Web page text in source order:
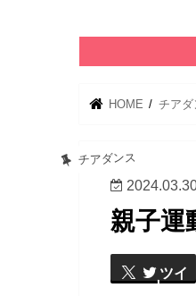
HOME チアダ
チアダンス
親子運
ツイ
ート